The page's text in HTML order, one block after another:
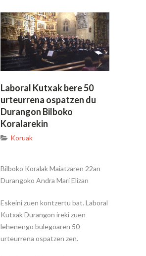
Laboral Kutxak bere 50
urteurrena ospatzen du
Durangon Bilboko
Koralarekin
Koruak
Bilboko Koralak Maiatzaren 22an
Durangoko Andra Mari Elizan
Eskeini zuen kontzertu bat. Laboral
Kutxak Durangon ireki zuen
lehenengo bulegoaren 50
urteurrena ospatzen zen.